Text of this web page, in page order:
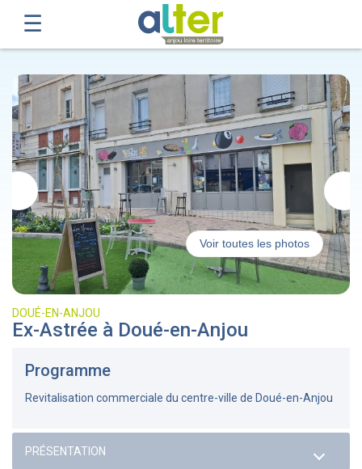
Voir toutes les photos
DOUÉ-EN-ANJOU
Ex-Astrée à Doué-en-Anjou
Programme
Revitalisation commerciale du centre-ville de Doué-en-Anjou